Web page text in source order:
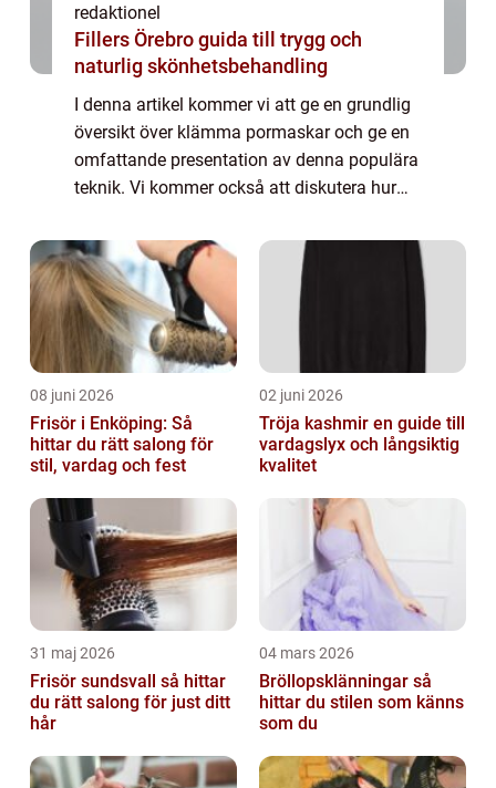
redaktionel
Fillers Örebro guida till trygg och
naturlig skönhetsbehandling
I denna artikel kommer vi att ge en grundlig
översikt över klämma pormaskar och ge en
omfattande presentation av denna populära
teknik. Vi kommer också att diskutera hur
varandra och utforska deras historiska f...
08 juni 2026
Frisör i Enköping: Så
hittar du rätt salong för
stil, vardag och fest
02 juni 2026
Tröja kashmir en guide till
vardagslyx och långsiktig
kvalitet
31 maj 2026
Frisör sundsvall så hittar
du rätt salong för just ditt
hår
04 mars 2026
Bröllopsklänningar så
hittar du stilen som känns
som du